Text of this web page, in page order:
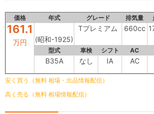
価格 年式 グレード 排気量
161.1
万円 (昭和-1925)
Tプレミアム 660cc
型式 車検 シフト AC
B35A なし IA AC
安く買う（無料 相場・出品情報配信）
高く売る（無料 相場情報配信）